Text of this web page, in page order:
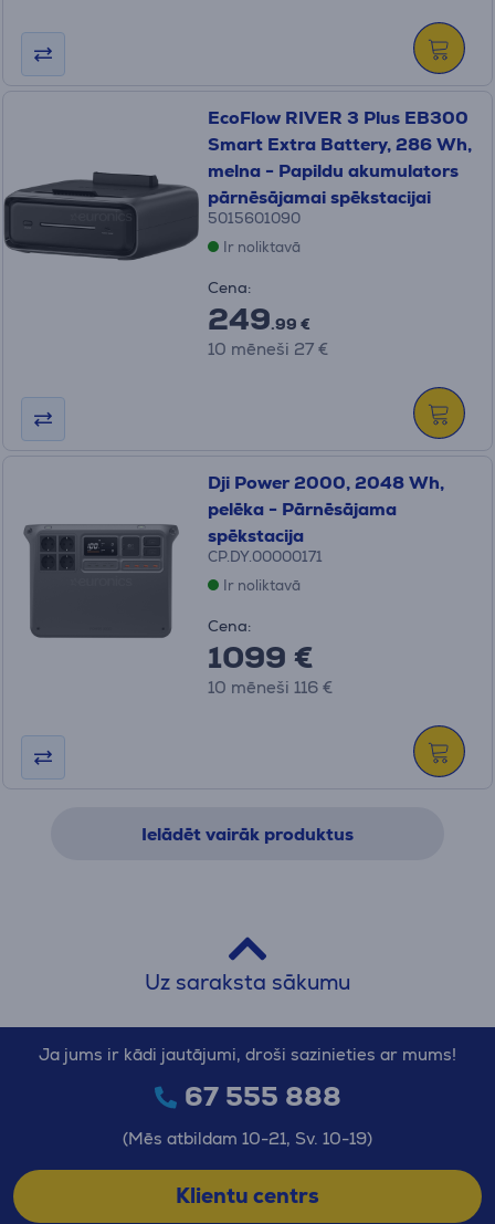
EcoFlow RIVER 3 Plus EB300
Smart Extra Battery, 286 Wh,
melna - Papildu akumulators
pārnēsājamai spēkstacijai
5015601090
Ir noliktavā
Cena:
249.99 €
10 mēneši 27 €
Dji Power 2000, 2048 Wh,
pelēka - Pārnēsājama
spēkstacija
CP.DY.00000171
Ir noliktavā
Cena:
1099 €
10 mēneši 116 €
Ielādēt vairāk produktus
Uz saraksta sākumu
Ja jums ir kādi jautājumi, droši sazinieties ar mums!
67 555 888
(Mēs atbildam 10-21, Sv. 10-19)
Klientu centrs